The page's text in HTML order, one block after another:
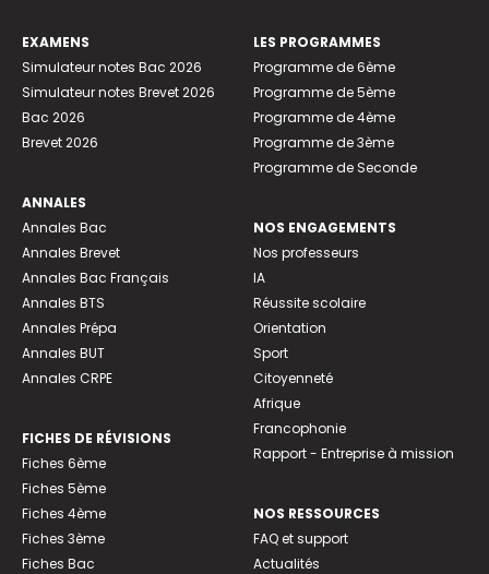
EXAMENS
Simulateur notes Bac 2026
Simulateur notes Brevet 2026
Bac 2026
Brevet 2026
ANNALES
Annales Bac
Annales Brevet
Annales Bac Français
Annales BTS
Annales Prépa
Annales BUT
Annales CRPE
FICHES DE RÉVISIONS
Fiches 6ème
Fiches 5ème
Fiches 4ème
Fiches 3ème
Fiches Bac
LES PROGRAMMES
Programme de 6ème
Programme de 5ème
Programme de 4ème
Programme de 3ème
Programme de Seconde
NOS ENGAGEMENTS
Nos professeurs
IA
Réussite scolaire
Orientation
Sport
Citoyenneté
Afrique
Francophonie
Rapport - Entreprise à mission
NOS RESSOURCES
FAQ et support
Actualités